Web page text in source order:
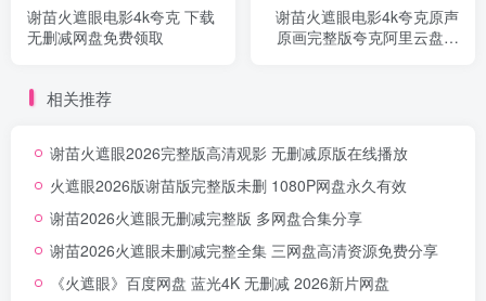
谢苗火遮眼电影4k夸克 下载
无删减网盘免费领取
谢苗火遮眼电影4k夸克原声
原画完整版夸克阿里云盘电
相关推荐
谢苗火遮眼2026完整版高清观影 无删减原版在线播放
火遮眼2026版谢苗版完整版未删 1080P网盘永久有效
谢苗2026火遮眼无删减完整版 多网盘合集分享
谢苗2026火遮眼未删减完整全集 三网盘高清资源免费分享
《火遮眼》百度网盘 蓝光4K 无删减 2026新片网盘